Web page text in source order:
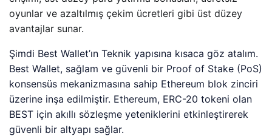
oyunlar ve azaltılmış çekim ücretleri gibi üst düzey
avantajlar sunar.
Şimdi Best Wallet’ın Teknik yapısına kısaca göz atalım.
Best Wallet, sağlam ve güvenli bir Proof of Stake (PoS)
konsensüs mekanizmasına sahip Ethereum blok zinciri
üzerine inşa edilmiştir. Ethereum, ERC-20 tokeni olan
BEST için akıllı sözleşme yeteniklerini etkinleştirerek
güvenli bir altyapı sağlar.